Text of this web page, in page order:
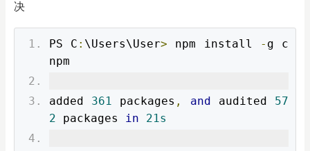
决
PS C : \Users\User> npm install - g c
npm
added 361 packages , and audited 57
2 packages in 21s